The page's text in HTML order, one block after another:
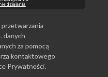
danych
za pomocą
kontaktowego
Prywatności.